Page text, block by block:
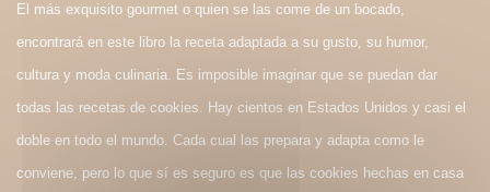
El más exquisito gourmet o quien se las come de un bocado,
encontrará en este libro la receta adaptada a su gusto, su humor,
cultura y moda culinaria. Es imposible imaginar que se puedan dar
todas las recetas de cookies. Hay cientos en Estados Unidos y casi el
doble en todo el mundo. Cada cual las prepara y adapta como le
conviene, pero lo que sí es seguro es que las cookies hechas en casa